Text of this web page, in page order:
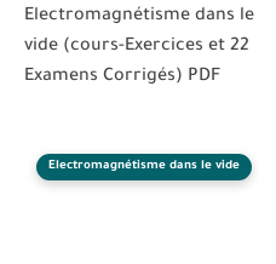
Electromagnétisme dans le
vide (cours-Exercices et 22
Examens Corrigés) PDF
Electromagnétisme dans le vide